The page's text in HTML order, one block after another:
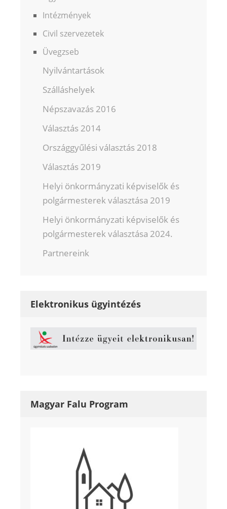
Intézmények
Civil szervezetek
Üvegzseb
Nyilvántartások
Szálláshelyek
Népszavazás 2016
Választás 2014
Országgyűlési választás 2018
Választás 2019
Helyi önkormányzati képviselők és
polgármesterek választása 2019
Helyi önkormányzati képviselők és
polgármesterek választása 2024.
Partnereink
Elektronikus ügyintézés
Magyar Falu Program